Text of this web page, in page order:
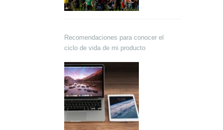
Recomendaciones para conocer el
ciclo de vida de mi producto